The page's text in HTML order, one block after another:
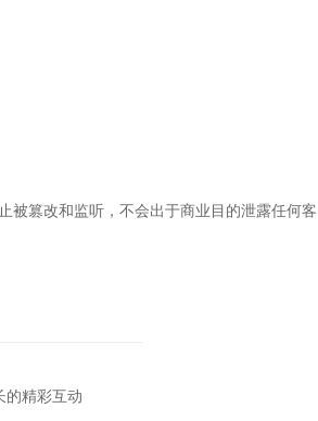
篡改和监听，不会出于商业目的泄露任何客
精彩互动